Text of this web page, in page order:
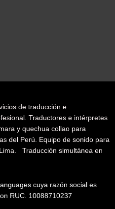
de traducción e
Traductores e intérpretes
y quechua collao para
del Perú. Equipo de sonido para
Traducción simultánea en
cuya razón social es
RUC. 10088710237